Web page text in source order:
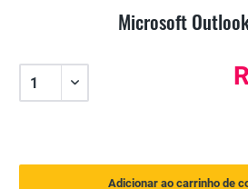
Microsoft
Adicionar ao carrinho de